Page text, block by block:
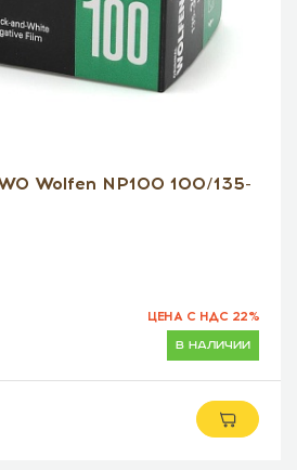
Wolfen NP100 100/135-
в наличии
ЦЕНА С НДС 22%